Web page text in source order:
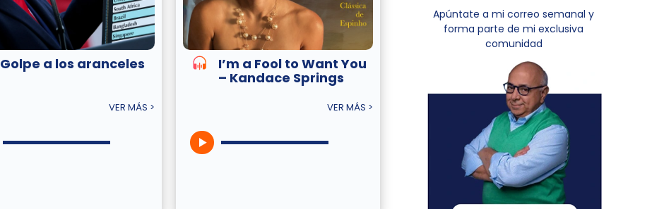
Golpe a los aranceles
VER MÁS >
I’m a Fool to Want You
– Kandace Springs
VER MÁS >
Apúntate a mi correo semanal y
forma parte de mi exclusiva
comunidad